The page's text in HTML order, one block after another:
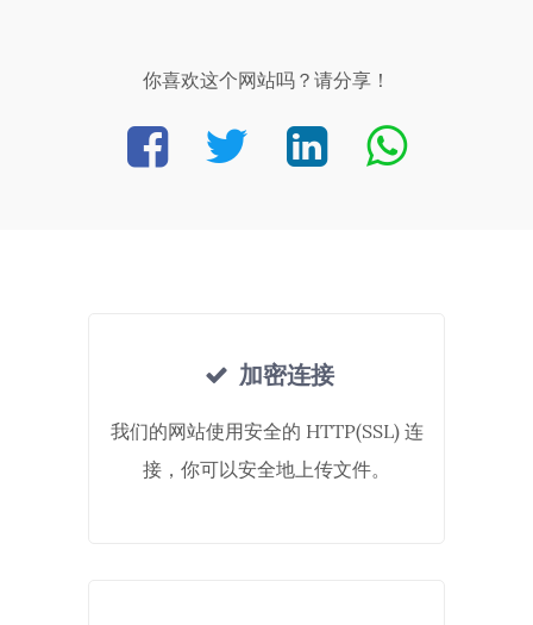
你喜欢这个网站吗？请分享！
加密连接
我们的网站使用安全的 HTTP(SSL) 连
接，你可以安全地上传文件。